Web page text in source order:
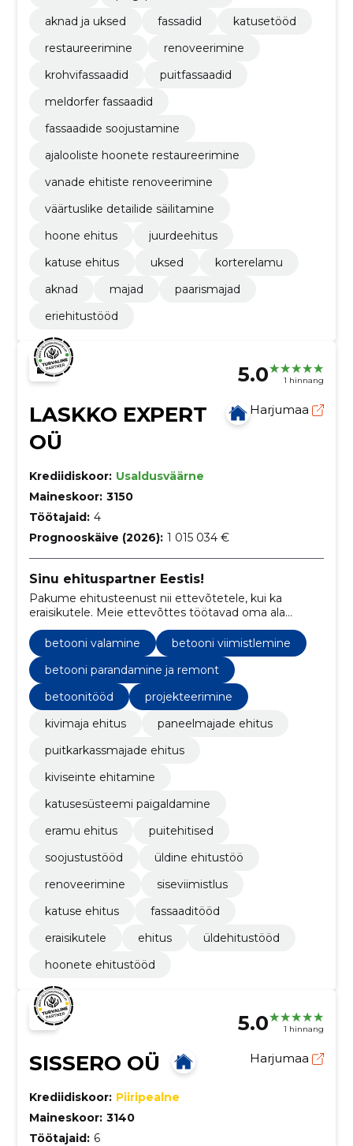
aknad ja uksed
fassadid
katusetööd
restaureerimine
renoveerimine
krohvifassaadid
puitfassaadid
meldorfer fassaadid
fassaadide soojustamine
ajalooliste hoonete restaureerimine
vanade ehitiste renoveerimine
väärtuslike detailide säilitamine
hoone ehitus
juurdeehitus
katuse ehitus
uksed
korterelamu
aknad
majad
paarismajad
eriehitustööd
5.0 1 hinnang
LASKKO EXPERT
OÜ
Harjumaa
Krediidiskoor: Usaldusväärne
Maineskoor: 3150
Töötajaid: 4
Prognooskäive (2026): 1 015 034 €
Sinu ehituspartner Eestis!
Pakume ehitusteenust nii ettevõtetele, kui ka
eraisikutele. Meie ettevõttes töötavad oma ala
kvaliteetset teenust.
betooni valamine
betooni viimistlemine
betooni parandamine ja remont
betoonitööd
projekteerimine
kivimaja ehitus
paneelmajade ehitus
puitkarkassmajade ehitus
kiviseinte ehitamine
katusesüsteemi paigaldamine
eramu ehitus
puitehitised
soojustustööd
üldine ehitustöö
renoveerimine
siseviimistlus
katuse ehitus
fassaaditööd
eraisikutele
ehitus
üldehitustööd
hoonete ehitustööd
5.0 1 hinnang
SISSERO OÜ Harjumaa
Krediidiskoor: Piiripealne
Maineskoor: 3140
Töötajaid: 6